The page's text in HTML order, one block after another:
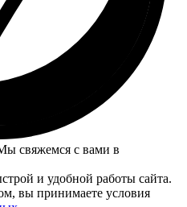
свяжемся с вами в
и удобной работы сайта.
вы принимаете условия